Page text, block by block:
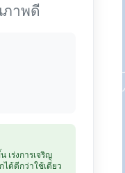
าพดี
เร่งการเจริญ
ได้ดีกว่าใช้เดี่ยว